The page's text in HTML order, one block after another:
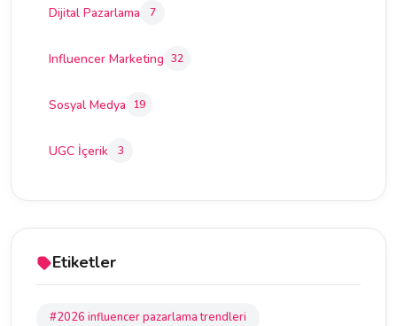
Dijital Pazarlama 7
Influencer Marketing 32
Sosyal Medya 19
UGC İçerik 3
Etiketler
#2026 influencer pazarlama trendleri